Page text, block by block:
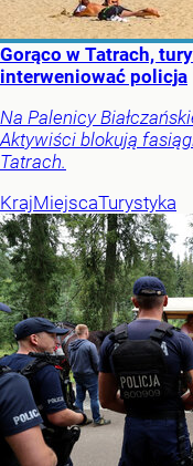
Gorąco w Tatrach,
interweniować policja
Na Palenicy
Aktywiści blokują
Tatrach.
KrajMiejscaTurystyka